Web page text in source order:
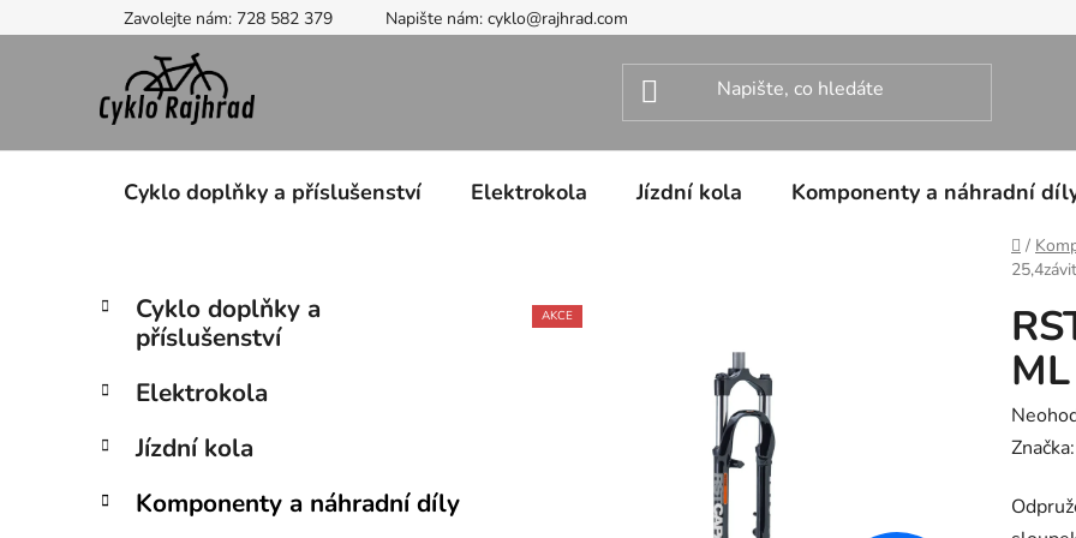
na
Zavolejte nám: 728 582 379 Napište nám: cyklo@rajhrad.com
Cyklo doplňky a příslušenství Elektrokola Jízdní kola Komponenty a náhradní
Domů
/
P
t
a
n
Přeskočit
kategorie
K
a
g
r
e
Cyklo doplňky a
příslušenství
Elektrokola
Jízdní kola
Komponenty a náhradní díly
je
Značka:
AKCE